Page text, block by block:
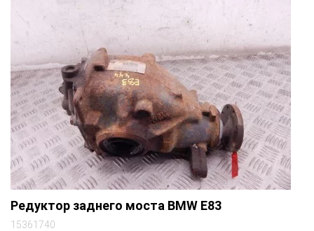
Редуктор заднего моста BMW E83
15361740